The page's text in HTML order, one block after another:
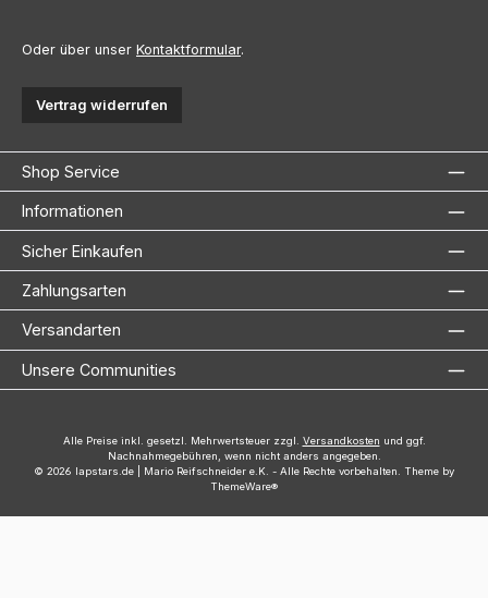
Oder über unser Kontaktformular.
Vertrag widerrufen
Shop Service
Informationen
Sicher Einkaufen
Zahlungsarten
Versandarten
Unsere Communities
Alle Preise inkl. gesetzl. Mehrwertsteuer zzgl. Versandkosten und ggf.
Nachnahmegebühren, wenn nicht anders angegeben.
© 2026 lapstars.de | Mario Reifschneider e.K. - Alle Rechte vorbehalten. Theme by
ThemeWare®